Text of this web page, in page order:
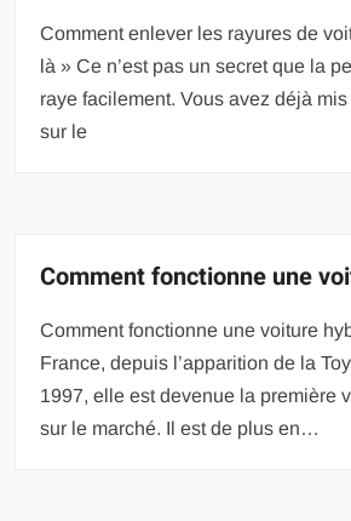
Comment enlever les rayures de
là » Ce n’est pas un secret que la
raye facilement. Vous avez déjà
sur le
Comment fonctionne une
Comment fonctionne une voiture
France, depuis l’apparition de la
1997, elle est devenue la première
sur le marché. Il est de plus en…